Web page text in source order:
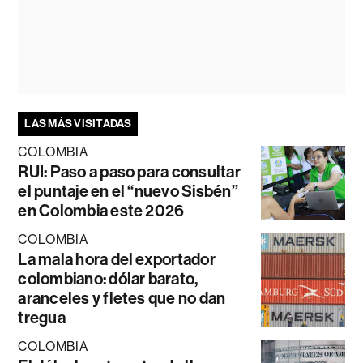
LAS MÁS VISITADAS
COLOMBIA
RUI: Paso a paso para consultar
el puntaje en el “nuevo Sisbén”
en Colombia este 2026
COLOMBIA
La mala hora del exportador
colombiano: dólar barato,
aranceles y fletes que no dan
tregua
COLOMBIA